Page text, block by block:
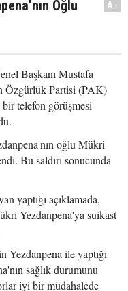
Oğlu
A-
Başkanı Mustafa
Özgürlük Partisi (PAK)
telefon görüşmesi
oğlu Mükri
Bu saldırı sonucunda
yaptığı açıklamada,
Yezdanpena'ya suikast
ile yaptığı
sağlık durumunu
iyi bir müdahalede